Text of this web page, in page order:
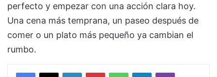
perfecto y empezar con una acción clara hoy.
Una cena más temprana, un paseo después de
comer o un plato más pequeño ya cambian el
rumbo.
Facebook
X LinkedInPinterestWhatsAppTelegramViber